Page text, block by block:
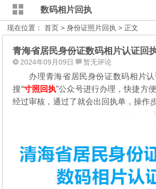
数码相片回执
现在位置：首页 >身份证照片回执 > 正文
青海省居民身份证数码相片认证回
2024年09月09日 暂无评论
办理青海省居民身份证数码相片
搜“寸照回执”公众号进行办理，快捷方
经过审核，通过了就会出回执单，操作